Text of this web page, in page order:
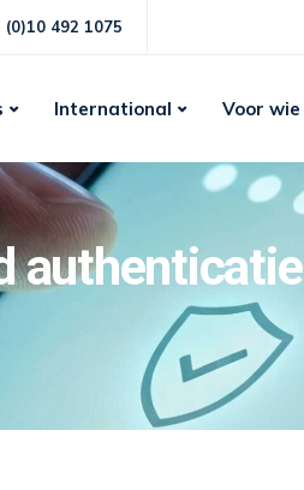
492 1075
International Voor wie
authenticatie